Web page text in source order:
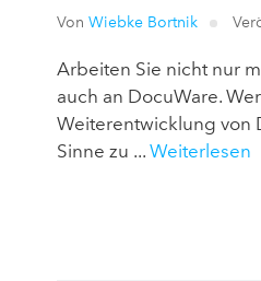
Von Wiebke Bortnik
Arbeiten Sie nicht nur
auch an DocuWare.
Weiterentwicklung von
Sinne zu ... Weiterlesen